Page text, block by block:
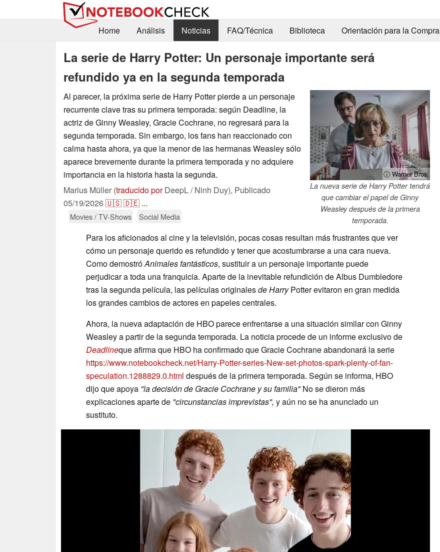
Home
Análisis Noticias FAQ/Técnica Biblioteca Orientación para la Compra
La serie de Harry Potter: Un personaje importante será
refundido ya en la segunda temporada
ⓘ Warner Bros.
La nueva serie de Harry Potter tendrá
que cambiar el papel de Ginny
Weasley después de la primera
temporada.
Al parecer, la próxima serie de Harry Potter pierde a un personaje
recurrente clave tras su primera temporada: según Deadline, la
actriz de Ginny Weasley, Gracie Cochrane, no regresará para la
segunda temporada. Sin embargo, los fans han reaccionado con
calma hasta ahora, ya que la menor de las hermanas Weasley sólo
aparece brevemente durante la primera temporada y no adquiere
importancia en la historia hasta la segunda.
Marius Müller (traducido porDeepL / Ninh Duy), Publicado
05/19/2026🇺🇸🇩🇪 ...
Movies / TV-Shows Social Media
Para los aficionados al cine y la televisión, pocas cosas resultan más frustrantes que ver
cómo un personaje querido es refundido y tener que acostumbrarse a una cara nueva.
Como demostróAnimales fantásticos, sustituir a un personaje importante puede
perjudicar a toda una franquicia. Aparte de la inevitable refundición de Albus Dumbledore
tras la segunda película, las películas originalesde HarryPotter evitaron en gran medida
los grandes cambios de actores en papeles centrales.
Ahora, la nueva adaptación de HBO parece enfrentarse a una situación similar con Ginny
Weasley a partir de la segunda temporada. La noticia procede de un informe exclusivo de
Deadlineque afirma que HBO ha confirmado que Gracie Cochrane abandonará la serie
https://www.notebookcheck.net/Harry-Potter-series-New-set-photos-spark-plenty-of-fan-
speculation.1288829.0.html después de la primera temporada. Según se informa, HBO
dijo que apoya "la decisión de Gracie Cochrane y su familia"No se dieron más
explicaciones aparte de "circunstancias imprevistas", y aún no se ha anunciado un
sustituto.